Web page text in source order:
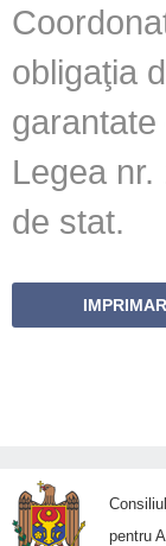
obligaţia
Legea
de stat.
pentru